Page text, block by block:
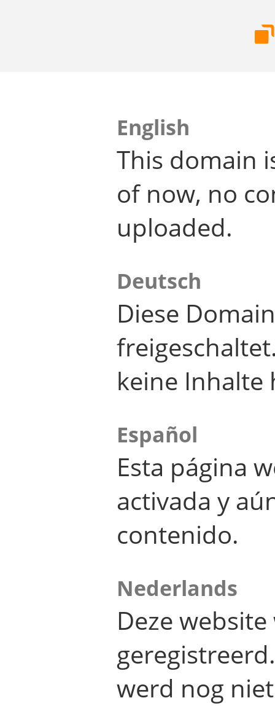
English
This domain
of now, no
uploaded.
Deutsch
Diese
keine Inhalte
Español
Esta página
activada y
contenido.
Nederlands
Deze
werd nog